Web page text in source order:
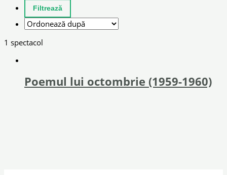
1 spectacol
Poemul lui octombrie (1959-1960)